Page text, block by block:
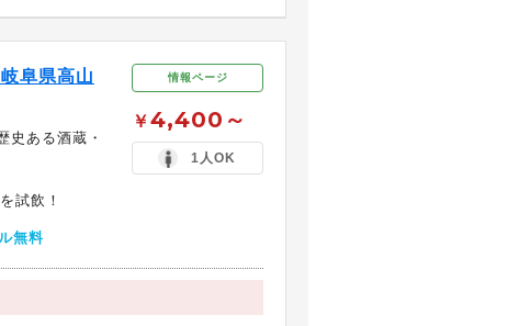
阜県高山
史ある酒蔵・
試飲！
無料
情報ページ
￥4,400～
1人OK